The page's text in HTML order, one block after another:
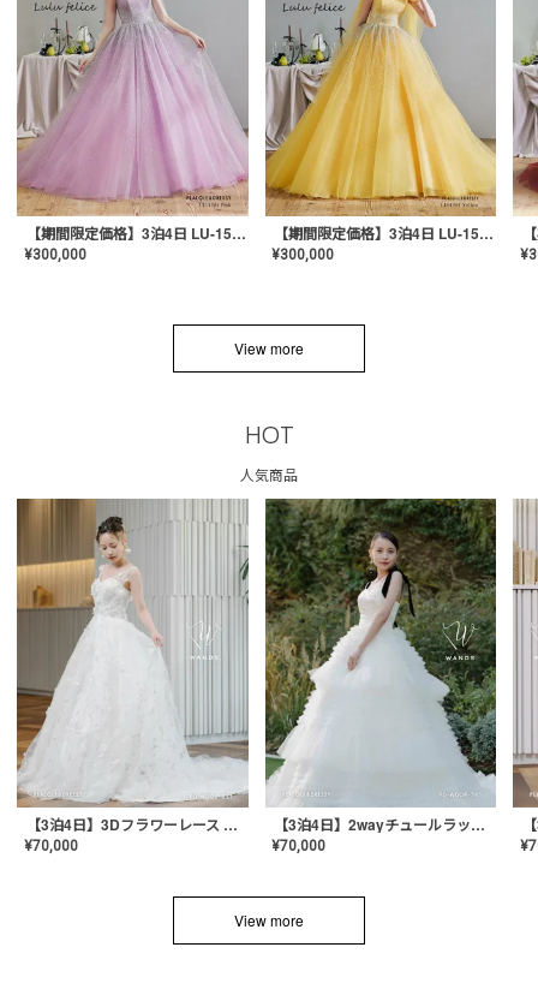
【期間限定価格】3泊4日 LU-1501(Pink)
¥300,000
【期間限定価格】3泊4日 LU-1501(Yellow)
¥300,000 ¥
View more
HOT
人気商品
【3泊4日】3Dフラワーレース ドレス〈PD-WDOR-331〉
¥70,000
【3泊4日】2wayチュールラッフルドレス〈PD-WDOR-341RTL〉
¥70,000 ¥
View more